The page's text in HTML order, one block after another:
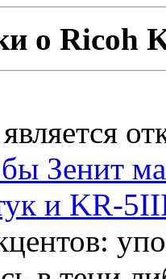
о Ricoh
Зенит
и KR-